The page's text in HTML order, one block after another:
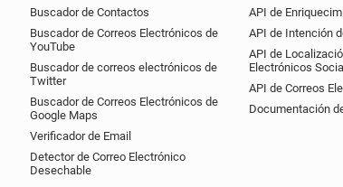
Buscador de Contactos
Buscador de Correos Electrónicos de
YouTube
Buscador de correos electrónicos de
Twitter
Buscador de Correos Electrónicos de
Google Maps
Verificador de Email
Detector de Correo Electrónico
Desechable
API de
API de Intención
API de
Electrónicos
API de Correos
Documentación